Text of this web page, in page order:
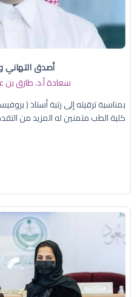
أصدق التهاني
سعادة أ.د. ​طارق بن
بمناسبة ترقيته إلى رتبة أستاذ (
كلية الطب متمنين له المزيد من